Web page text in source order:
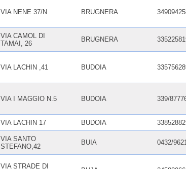
VIA NENE 37/N BRUGNERA
VIA CAMOL DI
TAMAI, 26
BRUGNERA
VIA LACHIN ,41 BUDOIA
VIA I MAGGIO N.5 BUDOIA 339/
VIA LACHIN 17 BUDOIA
VIA SANTO
STEFANO,42
BUIA 0432/
VIA STRADE DI